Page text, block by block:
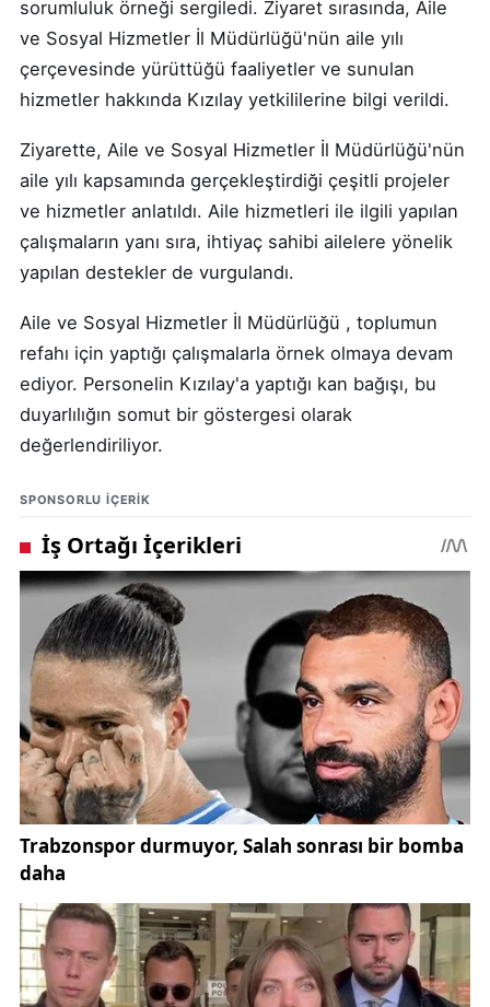
sorumluluk örneği sergiledi. Ziyaret sırasında, Aile
ve Sosyal Hizmetler İl Müdürlüğü'nün aile yılı
çerçevesinde yürüttüğü faaliyetler ve sunulan
hizmetler hakkında Kızılay yetkililerine bilgi verildi.
Ziyarette, Aile ve Sosyal Hizmetler İl Müdürlüğü'nün
aile yılı kapsamında gerçekleştirdiği çeşitli projeler
ve hizmetler anlatıldı. Aile hizmetleri ile ilgili yapılan
çalışmaların yanı sıra, ihtiyaç sahibi ailelere yönelik
yapılan destekler de vurgulandı.
Aile ve Sosyal Hizmetler İl Müdürlüğü , toplumun
refahı için yaptığı çalışmalarla örnek olmaya devam
ediyor. Personelin Kızılay'a yaptığı kan bağışı, bu
duyarlılığın somut bir göstergesi olarak
değerlendiriliyor.
SPONSORLU IÇERIK